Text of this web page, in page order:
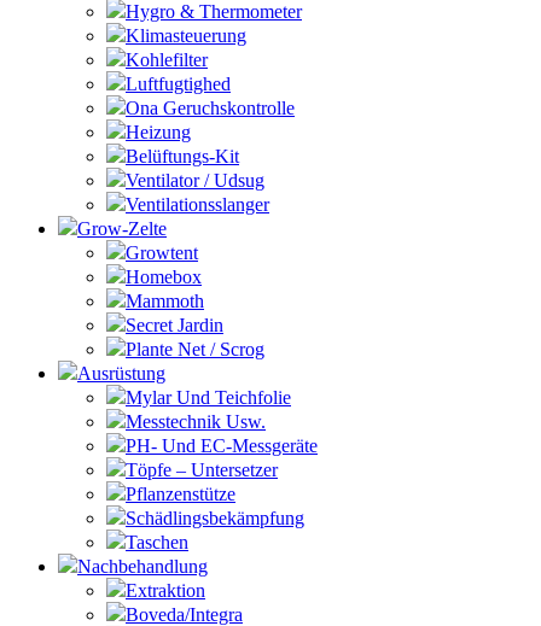
Hygro & Thermometer
Klimasteuerung
Kohlefilter
Luftfugtighed
Ona Geruchskontrolle
Heizung
Belüftungs-Kit
Ventilator / Udsug
Ventilationsslanger
Grow-Zelte
Growtent
Homebox
Mammoth
Secret Jardin
Plante Net / Scrog
Ausrüstung
Mylar Und Teichfolie
Messtechnik Usw.
PH- Und EC-Messgeräte
Töpfe – Untersetzer
Pflanzenstütze
Schädlingsbekämpfung
Taschen
Nachbehandlung
Extraktion
Boveda/Integra